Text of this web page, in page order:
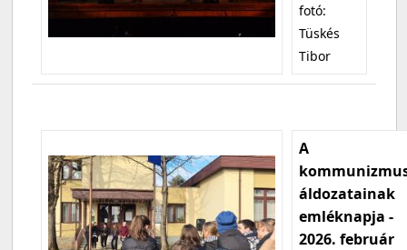
fotó:
Tüskés
Tibor
A
áldozatainak
emléknapja -
2026. február